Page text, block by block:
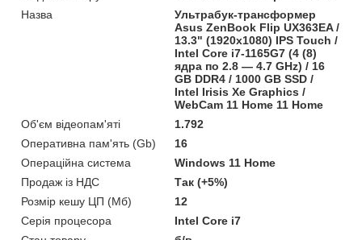
Назва
Ультрабук-трансформер
Asus ZenBook Flip UX363EA /
13.3" (1920x1080) IPS Touch /
Intel Core i7-1165G7 (4 (8)
ядра по 2.8 — 4.7 GHz) / 16
GB DDR4 / 1000 GB SSD /
Intel Irisis Xe Graphics /
WebCam 11 Home 11 Home
Об'єм відеопам'яті
1.792
Оперативна пам'ять (Gb)
16
Операційна система
Windows 11 Home
Продаж із НДС
Так (+5%)
Розмір кешу ЦП (Мб)
12
Серія процесора
Intel Core i7